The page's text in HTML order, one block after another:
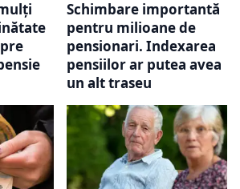
Schimbare importantă
pentru milioane de
pensionari. Indexarea
pensiilor ar putea avea
un alt traseu